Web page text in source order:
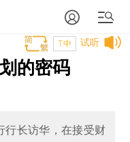
试听
T中
的密码
行长访华，在接受财